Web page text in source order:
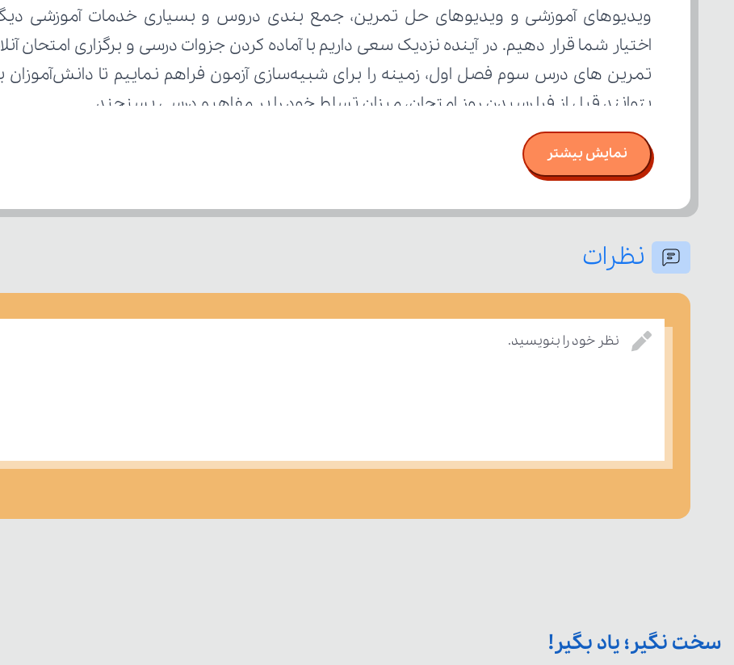
بتوانند قبل از فرا رسیدن روز امتحان، میزان تسلط خود را بر مفاهیم درسی بسنجند.
نمایش بیشتر
نظرات
نظر خود را بنویسید.
سخت نگیر؛ یاد بگیر!